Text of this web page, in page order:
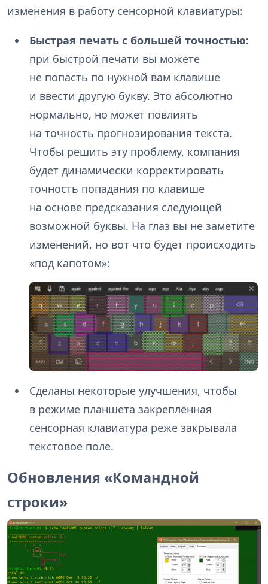
изменения в работу сенсорной клавиатуры:
Быстрая печать с большей точностью:
при быстрой печати вы можете
не попасть по нужной вам клавише
и ввести другую букву. Это абсолютно
нормально, но может повлиять
на точность прогнозирования текста.
Чтобы решить эту проблему, компания
будет динамически корректировать
точность попадания по клавише
на основе предсказания следующей
возможной буквы. На глаз вы не заметите
изменений, но вот что будет происходить
«под капотом»:
Сделаны некоторые улучшения, чтобы
в режиме планшета закреплённая
сенсорная клавиатура реже закрывала
текстовое поле.
Обновления «Командной
строки»